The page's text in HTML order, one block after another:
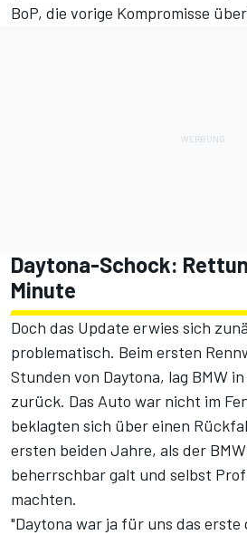
BoP, die vorige Kompromisse
Daytona-Schock:
Minute
Doch das Update erwies sich
problematisch. Beim ersten
Stunden von Daytona, lag BMW
zurück. Das Auto war nicht im
beklagten sich über einen
ersten beiden Jahre, als der
beherrschbar galt und selbst
machten.
"Daytona war ja für uns das